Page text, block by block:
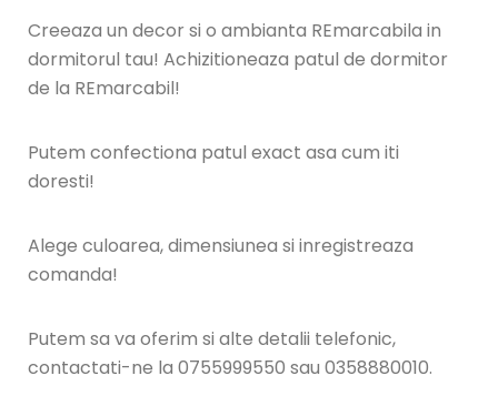
Creeaza un decor si o ambianta REmarcabila in
dormitorul tau! Achizitioneaza patul de dormitor
de la REmarcabil!
Putem confectiona patul exact asa cum iti
doresti!
Alege culoarea, dimensiunea si inregistreaza
comanda!
Putem sa va oferim si alte detalii telefonic,
contactati-ne la 0755999550 sau 0358880010.